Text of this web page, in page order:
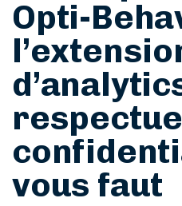
Opti-
vous faut